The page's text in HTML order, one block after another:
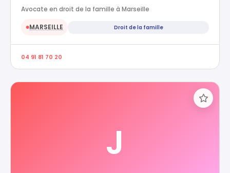
Avocate en droit de la famille à Marseille
●MARSEILLE Droit de la famille
04 91 81 70 20
J